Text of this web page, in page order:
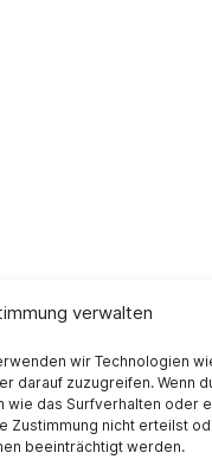
verwalten
wir Technologien
darauf zuzugreifen. Wenn
wie das Surfverhalten oder
Zustimmung nicht erteilst
beeinträchtigt werden.